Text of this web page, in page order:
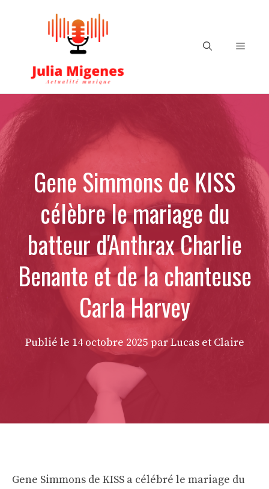
Menu
Gene Simmons de KISS
célèbre le mariage du
batteur d'Anthrax Charlie
Benante et de la chanteuse
Carla Harvey
Publié le 14 octobre 2025 par Lucas et Claire
Gene Simmons de KISS a célébré le mariage du